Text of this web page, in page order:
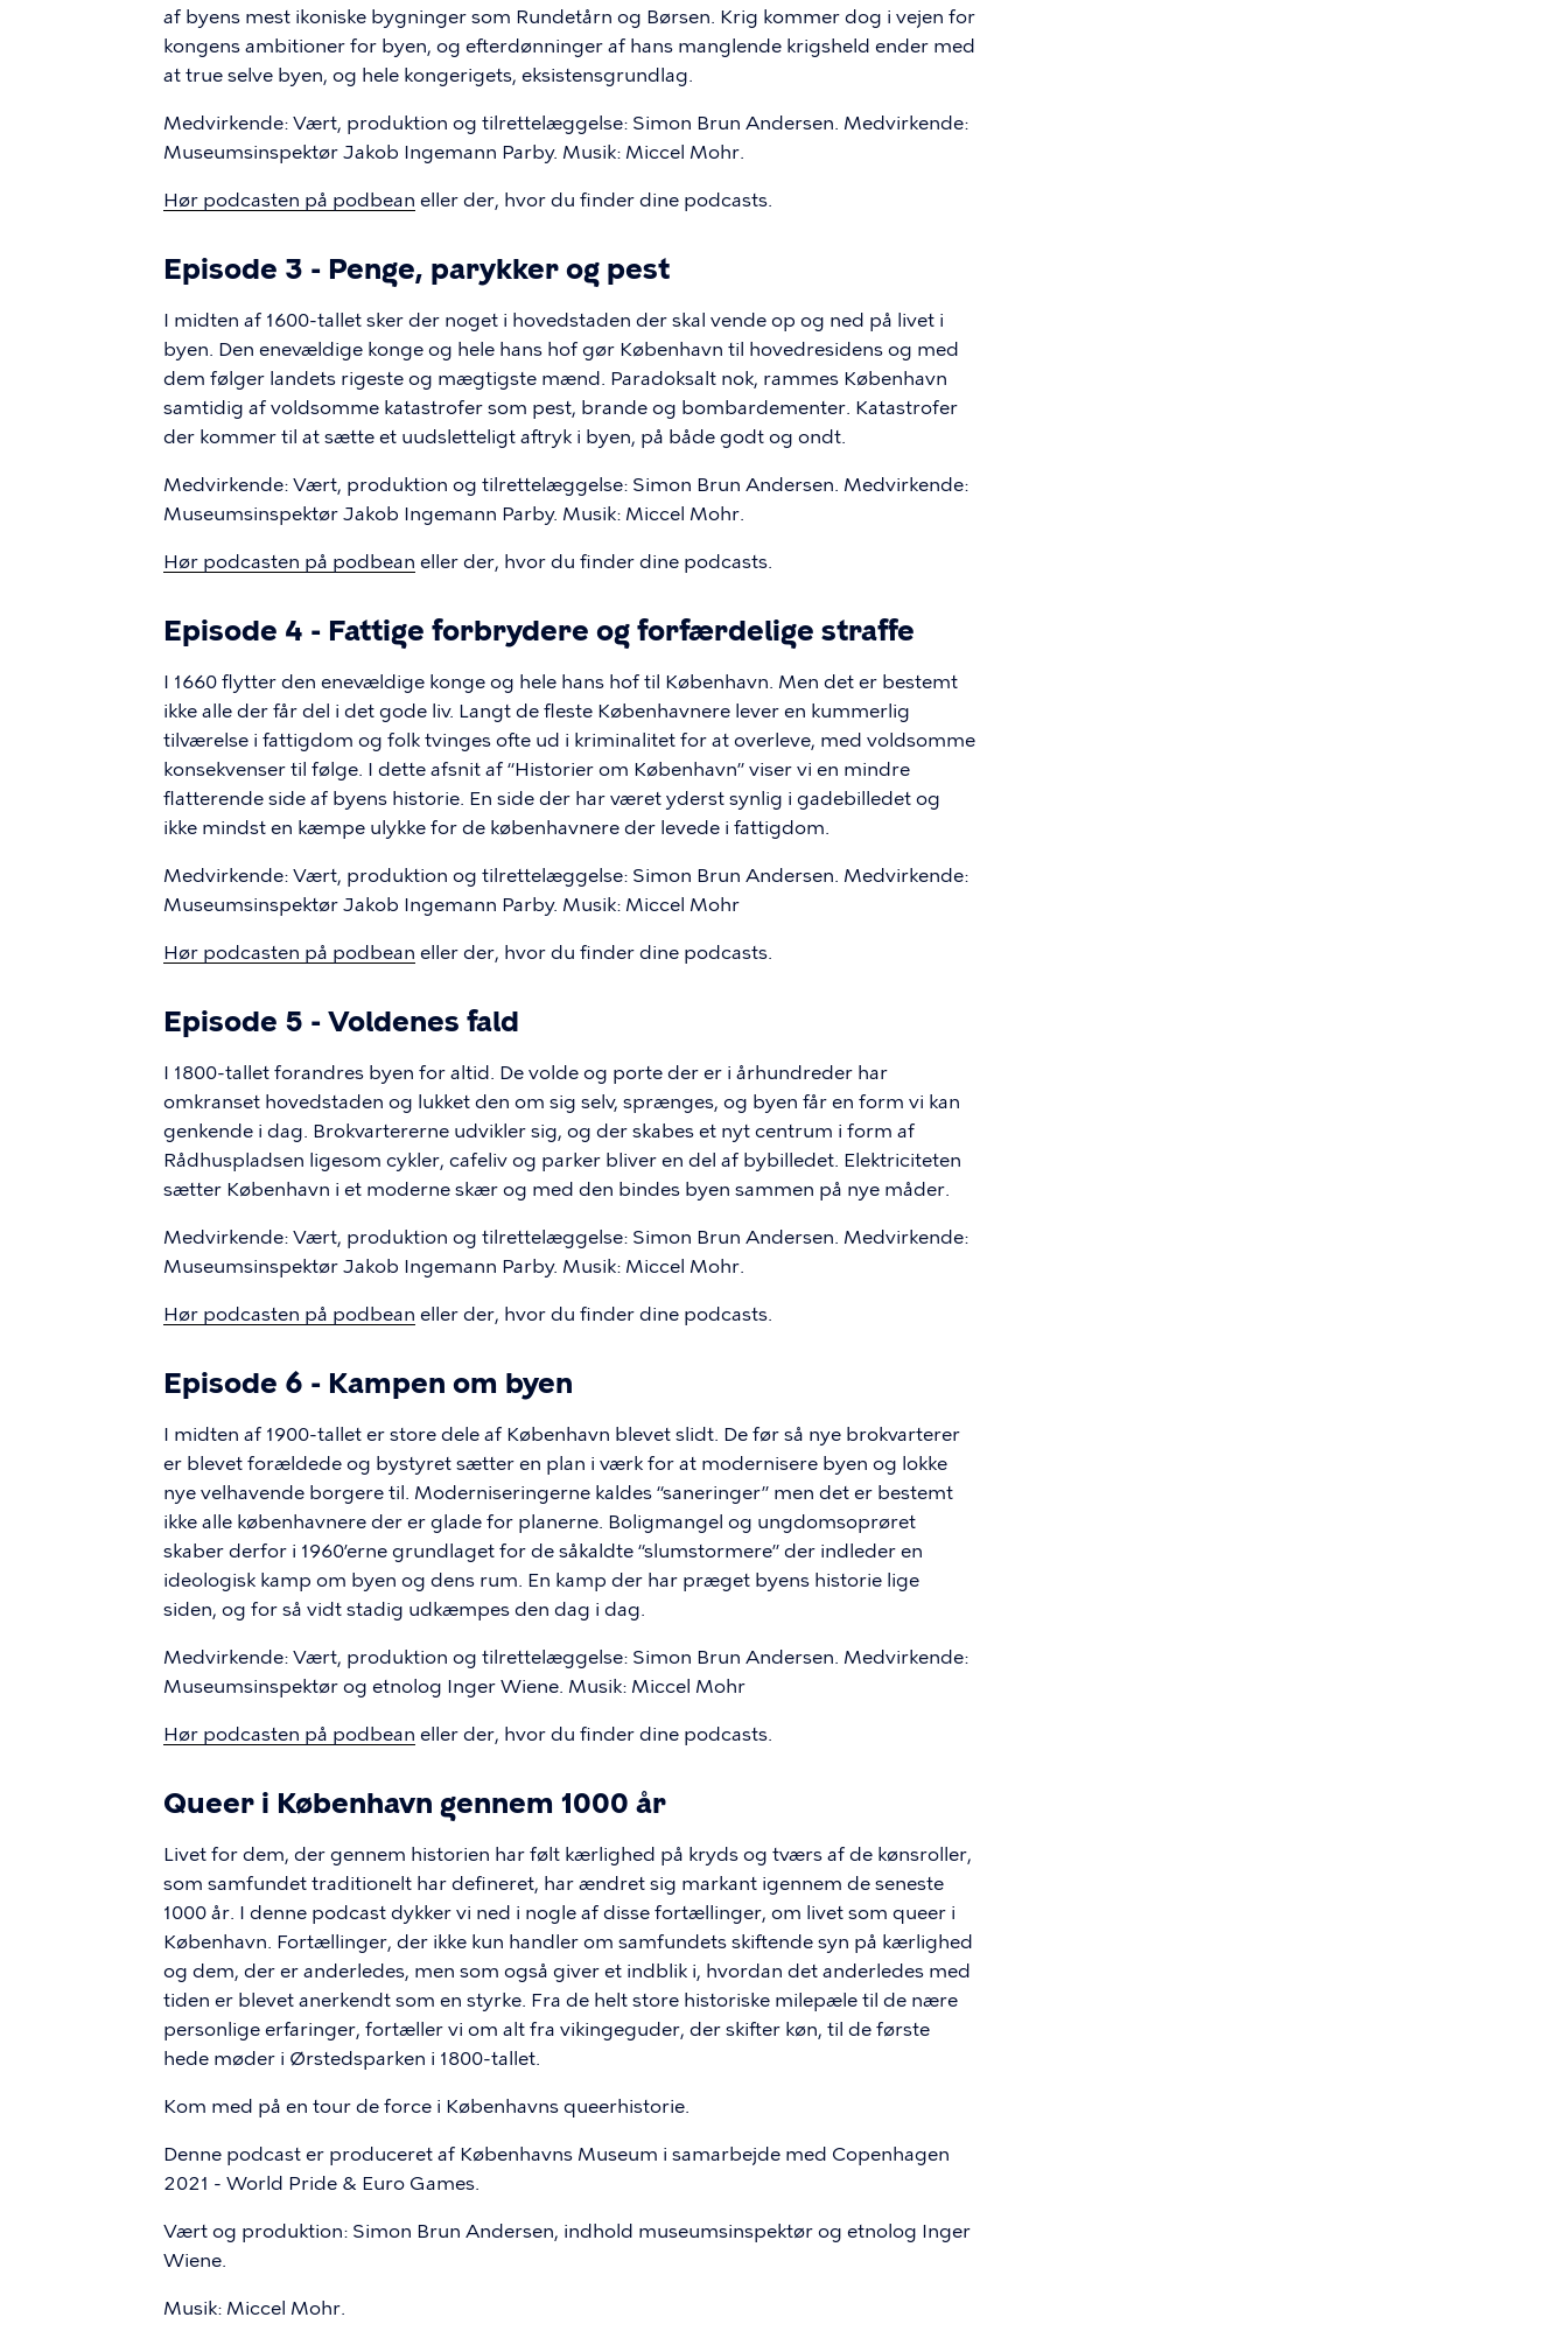
af byens mest ikoniske bygninger som Rundetårn og Børsen. Krig kommer dog i vejen for
kongens ambitioner for byen, og efterdønninger af hans manglende krigsheld ender med
at true selve byen, og hele kongerigets, eksistensgrundlag.
Medvirkende: Vært, produktion og tilrettelæggelse: Simon Brun Andersen. Medvirkende:
Museumsinspektør Jakob Ingemann Parby. Musik: Miccel Mohr.
Hør podcasten på podbean eller der, hvor du finder dine podcasts.
Episode 3 - Penge, parykker og pest
I midten af 1600-tallet sker der noget i hovedstaden der skal vende op og ned på livet i
byen. Den enevældige konge og hele hans hof gør København til hovedresidens og med
dem følger landets rigeste og mægtigste mænd. Paradoksalt nok, rammes København
samtidig af voldsomme katastrofer som pest, brande og bombardementer. Katastrofer
der kommer til at sætte et uudsletteligt aftryk i byen, på både godt og ondt.
Medvirkende: Vært, produktion og tilrettelæggelse: Simon Brun Andersen. Medvirkende:
Museumsinspektør Jakob Ingemann Parby. Musik: Miccel Mohr.
Hør podcasten på podbean eller der, hvor du finder dine podcasts.
Episode 4 - Fattige forbrydere og forfærdelige straffe
I 1660 flytter den enevældige konge og hele hans hof til København. Men det er bestemt
ikke alle der får del i det gode liv. Langt de fleste Københavnere lever en kummerlig
tilværelse i fattigdom og folk tvinges ofte ud i kriminalitet for at overleve, med voldsomme
konsekvenser til følge. I dette afsnit af “Historier om København” viser vi en mindre
flatterende side af byens historie. En side der har været yderst synlig i gadebilledet og
ikke mindst en kæmpe ulykke for de københavnere der levede i fattigdom.
Medvirkende: Vært, produktion og tilrettelæggelse: Simon Brun Andersen. Medvirkende:
Museumsinspektør Jakob Ingemann Parby. Musik: Miccel Mohr
Hør podcasten på podbean eller der, hvor du finder dine podcasts.
Episode 5 - Voldenes fald
I 1800-tallet forandres byen for altid. De volde og porte der er i århundreder har
omkranset hovedstaden og lukket den om sig selv, sprænges, og byen får en form vi kan
genkende i dag. Brokvartererne udvikler sig, og der skabes et nyt centrum i form af
Rådhuspladsen ligesom cykler, cafeliv og parker bliver en del af bybilledet. Elektriciteten
sætter København i et moderne skær og med den bindes byen sammen på nye måder.
Medvirkende: Vært, produktion og tilrettelæggelse: Simon Brun Andersen. Medvirkende:
Museumsinspektør Jakob Ingemann Parby. Musik: Miccel Mohr.
Hør podcasten på podbean eller der, hvor du finder dine podcasts.
Episode 6 - Kampen om byen
I midten af 1900-tallet er store dele af København blevet slidt. De før så nye brokvarterer
er blevet forældede og bystyret sætter en plan i værk for at modernisere byen og lokke
nye velhavende borgere til. Moderniseringerne kaldes “saneringer” men det er bestemt
ikke alle københavnere der er glade for planerne. Boligmangel og ungdomsoprøret
skaber derfor i 1960’erne grundlaget for de såkaldte “slumstormere” der indleder en
ideologisk kamp om byen og dens rum. En kamp der har præget byens historie lige
siden, og for så vidt stadig udkæmpes den dag i dag.
Medvirkende: Vært, produktion og tilrettelæggelse: Simon Brun Andersen. Medvirkende:
Museumsinspektør og etnolog Inger Wiene. Musik: Miccel Mohr
Hør podcasten på podbean eller der, hvor du finder dine podcasts.
Queer i København gennem 1000 år
Livet for dem, der gennem historien har følt kærlighed på kryds og tværs af de kønsroller,
som samfundet traditionelt har defineret, har ændret sig markant igennem de seneste
1000 år. I denne podcast dykker vi ned i nogle af disse fortællinger, om livet som queer i
København. Fortællinger, der ikke kun handler om samfundets skiftende syn på kærlighed
og dem, der er anderledes, men som også giver et indblik i, hvordan det anderledes med
tiden er blevet anerkendt som en styrke. Fra de helt store historiske milepæle til de nære
personlige erfaringer, fortæller vi om alt fra vikingeguder, der skifter køn, til de første
hede møder i Ørstedsparken i 1800-tallet.
Kom med på en tour de force i Københavns queerhistorie.
Denne podcast er produceret af Københavns Museum i samarbejde med Copenhagen
2021 - World Pride & Euro Games.
Vært og produktion: Simon Brun Andersen, indhold museumsinspektør og etnolog Inger
Wiene.
Musik: Miccel Mohr.